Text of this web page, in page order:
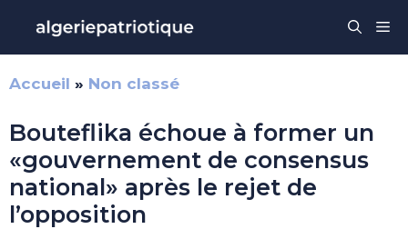
contenu
Accueil » Non classé
Bouteflika échoue à former un
«gouvernement de consensus
national» après le rejet de
l’opposition